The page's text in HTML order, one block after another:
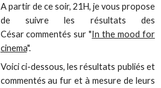
A partir de ce soir, 21H, je vous propose
de suivre les résultats des
César commentés sur "In the mood for
cinema".
Voici ci-dessous, les résultats publiés et
commentés au fur et à mesure de leurs